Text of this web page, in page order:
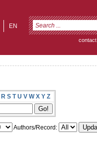
EN
contact
R S T U V W X Y Z
Authors/Record: